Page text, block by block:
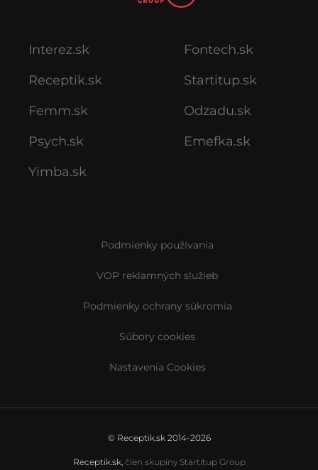
Interez.sk
Receptik.sk
Femm.sk
Psych.sk
Yimba.sk
Fontech.sk
Startitup.sk
Odzadu.sk
Emefka.sk
Podmienky používania
VOP reklamných služieb
Podmienky ochrany súkromia
Súbory cookies
Nastavenia Cookies
© Receptik.sk 2014-2026
Receptik.sk, člen skupiny Startitup Group